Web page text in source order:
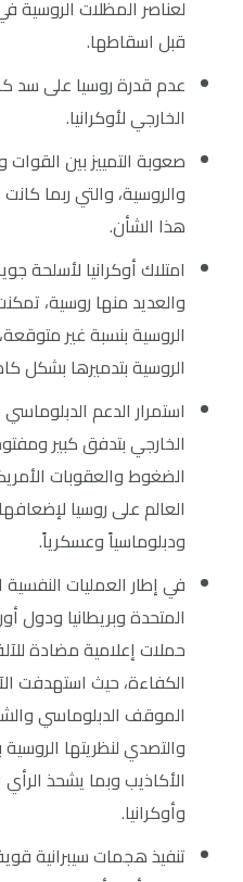
لعناصر المظلات الروسية
قبل اسقاطها.
عدم قدرة روسيا على سد
الخارجي لأوكرانيا.
صعوبة التمييز بين القوات
والروسية، والتي ربما
هذا الشأن.
امتلاك أوكرانيا لأسلحة
والعديد منها روسية،
الروسية بنسبة غير
الروسية بتدميرها بشكل
استمرار الدعم
الخارجي بتدفق كبير
الضغوط والعقوبات
العالم على روسيا
ودبلوماسياً وعسكرياً.
في إطار العمليات النفسية
المتحدة وبريطانيا ودول
حملات إعلامية مضادة
الكفاءة، حيث استهدفت
الموقف الدبلوماسي
والتصدي لنظريتها
الأكاذيب وبما يشحذ
وأوكرانيا.
تنفيذ هجمات سيبرانية